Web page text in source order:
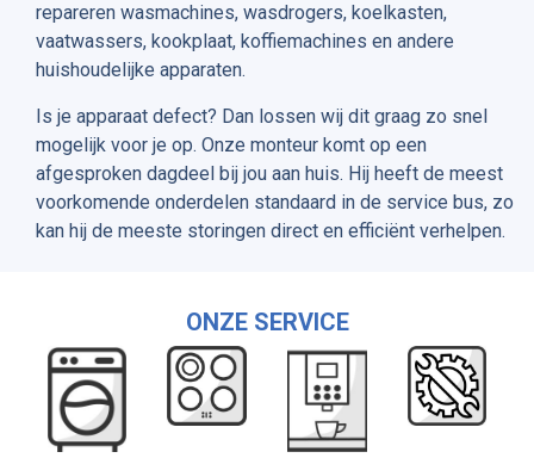
repareren wasmachines, wasdrogers, koelkasten,
vaatwassers, kookplaat, koffiemachines en andere
huishoudelijke apparaten.
Is je apparaat defect? Dan lossen wij dit graag zo snel
mogelijk voor je op. Onze monteur komt op een
afgesproken dagdeel bij jou aan huis. Hij heeft de meest
voorkomende onderdelen standaard in de service bus, zo
kan hij de meeste storingen direct en efficiënt verhelpen.
ONZE SERVICE